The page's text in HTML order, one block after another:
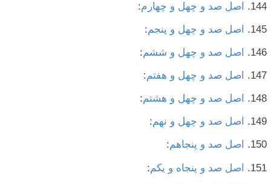
اصل صد و چهل و چهارم:
اصل صد و چهل و پنجم:
اصل صد و چهل و ششم:
اصل صد و چهل و هفتم:
اصل صد و چهل و هشتم:
اصل صد و چهل و نهم:
اصل صد و پنجاهم:
اصل صد و پنجاه و یکم: